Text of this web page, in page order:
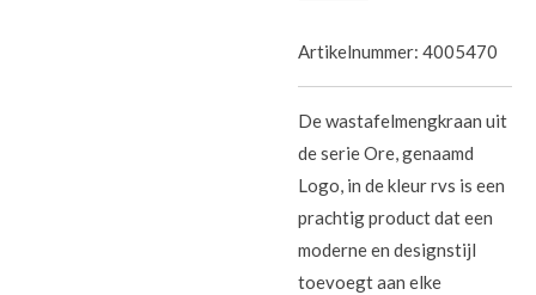
Artikelnummer: 4005470
De wastafelmengkraan uit
de serie Ore, genaamd
Logo, in de kleur rvs is een
prachtig product dat een
moderne en designstijl
toevoegt aan elke